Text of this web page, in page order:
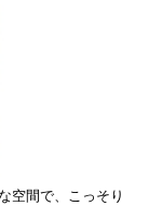
間で、こっそり